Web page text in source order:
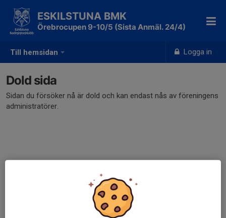
Till hemsidan Logga in
ESKILSTUNA BMK
Örebrocupen 9-10/5 (Sista Anmäl. 24/4)
Dold sida
Sidan du försöker nå är dold och kan endast nås av föreningens
administratörer.